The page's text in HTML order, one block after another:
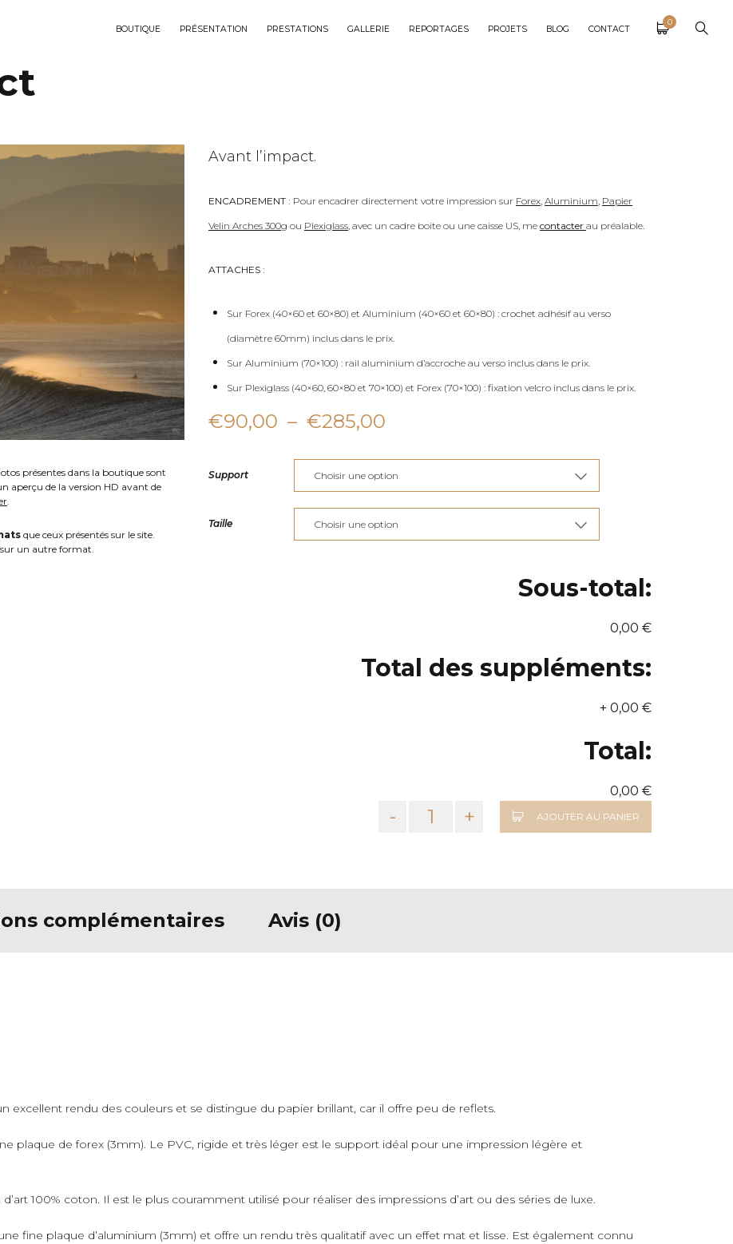
BOUTIQUE PRÉSENTATION PRESTATIONS GALLERIE REPORTAGES PROJETS BLOG CONTACT
0
présentes dans la boutique sont
aperçu de la version HD avant de
.
que ceux présentés sur le site.
un autre format.
Avant l’impact.
ENCADREMENT : Pour encadrer directement votre impression sur Forex, Aluminium, Papier
Velin Arches 300g ou Plexiglass, avec un cadre boite ou une caisse US, me contacter au préalable.
ATTACHES :
Sur Forex (40×60 et 60×80) et Aluminium (40×60 et 60×80) : crochet adhésif au verso
(diamètre 60mm) inclus dans le prix.
Sur Aluminium (70×100) : rail aluminium d’accroche au verso inclus dans le prix.
Sur Plexiglass (40×60, 60×80 et 70×100) et Forex (70×100) : fixation velcro inclus dans le prix.
€90,00 – €285,00
prix :
€90,00
à
Support
Taille
Sous-total:
0,00 €
Total des suppléments:
+ 0,00 €
Total:
0,00 €
- + AJOUTER AU PANIER
complémentaires Avis (0)
excellent rendu des couleurs et se distingue du papier brillant, car il offre peu de reflets.
plaque de forex (3mm). Le PVC, rigide et très léger est le support idéal pour une impression légère et
100% coton. Il est le plus couramment utilisé pour réaliser des impressions d’art ou des séries de luxe.
fine plaque d’aluminium (3mm) et offre un rendu très qualitatif avec un effet mat et lisse. Est également connu